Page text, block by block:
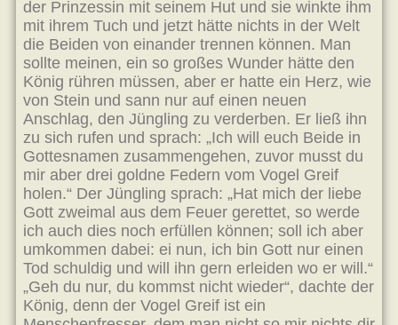
der Prinzessin mit seinem Hut und sie winkte ihm
mit ihrem Tuch und jetzt hätte nichts in der Welt
die Beiden von einander trennen können. Man
sollte meinen, ein so großes Wunder hätte den
König rühren müssen, aber er hatte ein Herz, wie
von Stein und sann nur auf einen neuen
Anschlag, den Jüngling zu verderben. Er ließ ihn
zu sich rufen und sprach: „Ich will euch Beide in
Gottesnamen zusammengehen, zuvor musst du
mir aber drei goldne Federn vom Vogel Greif
holen.“ Der Jüngling sprach: „Hat mich der liebe
Gott zweimal aus dem Feuer gerettet, so werde
ich auch dies noch erfüllen können; soll ich aber
umkommen dabei: ei nun, ich bin Gott nur einen
Tod schuldig und will ihn gern erleiden wo er will.“
„Geh du nur, du kommst nicht wieder“, dachte der
König, denn der Vogel Greif ist ein